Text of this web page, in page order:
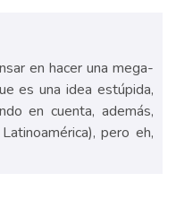
en hacer una mega-
es una idea estúpida,
en cuenta, además,
pero eh,